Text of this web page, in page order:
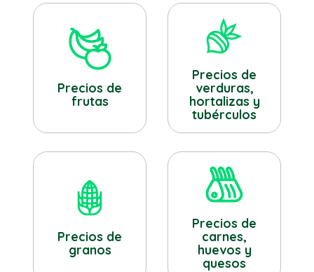
Precios de
frutas
Precios de
verduras,
hortalizas y
tubérculos
Precios de
granos
Precios de
carnes,
huevos y
quesos